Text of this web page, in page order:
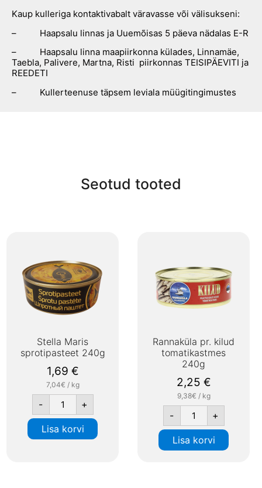
Kaup kulleriga kontaktivabalt väravasse või välisukseni:
– Haapsalu linnas ja Uuemõisas 5 päeva nädalas E-R
– Haapsalu linna maapiirkonna külades, Linnamäe,
Taebla, Palivere, Martna, Risti piirkonnas TEISIPÄEVITI ja
REEDETI
– Kullerteenuse täpsem leviala müügitingimustes
Seotud tooted
Stella Maris
sprotipasteet 240g
1,69 €
7,04€ / kg
- +
Lisa korvi
Rannaküla pr. kilud
tomatikastmes
240g
2,25 €
9,38€ / kg
- +
Lisa korvi